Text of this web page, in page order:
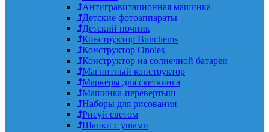
Антигравитационная машинка
Детские фотоаппараты
Детский ночник
Конструктор Bunchems
Конструктор Onoies
Конструктор на солнечной батареи
Магнитный конструктор
Маркеры для скетчинга
Машинка-перевертыш
Наборы для рисования
Рисуй светом
Шапки с ушами